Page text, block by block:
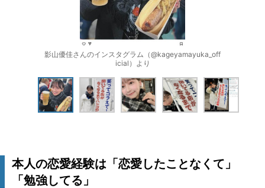
影山優佳さんのインスタグラム（@kageyamayuka_off
icial）より
本人の恋愛経験は「恋愛したことなくて」
「勉強してる」